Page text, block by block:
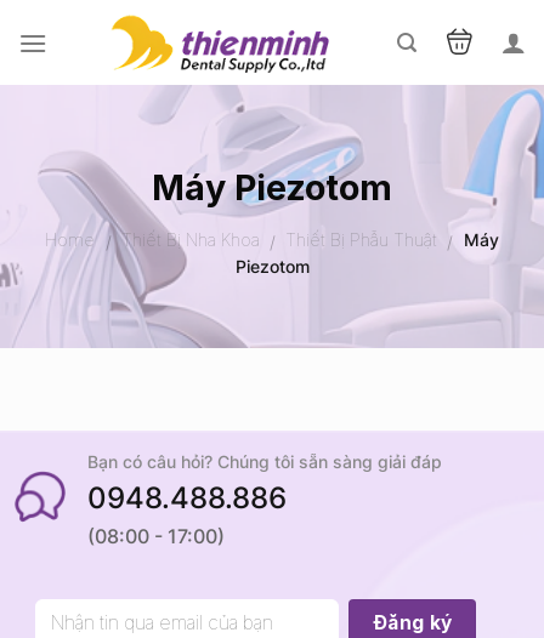
Máy Piezotom
Home / Thiết Bị Nha Khoa / Thiết Bị Phẫu Thuật /
Máy
Piezotom
Bạn có câu hỏi? Chúng tôi sẵn sàng giải đáp
0948.488.886
(08:00 - 17:00)